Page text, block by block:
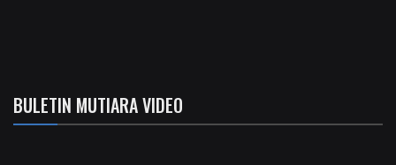
BULETIN MUTIARA VIDEO